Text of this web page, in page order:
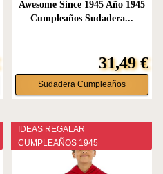
Awesome Since 1945 Año 1945
Cumpleaños Sudadera...
31,49 €
Sudadera Cumpleaños
IDEAS REGALAR
CUMPLEAÑOS 1945